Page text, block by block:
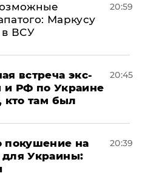
Маркусу
в ВСУ
20:59
встреча экс-
и РФ по Украине
кто там был
20:45
покушение на
для Украины:
20:39